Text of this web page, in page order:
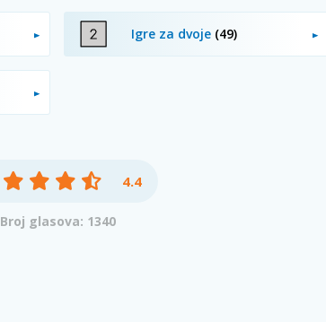
Igre za dvoje (49)
4.4
Broj glasova: 1340